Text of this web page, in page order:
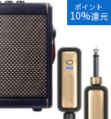
ポイント
10%還元